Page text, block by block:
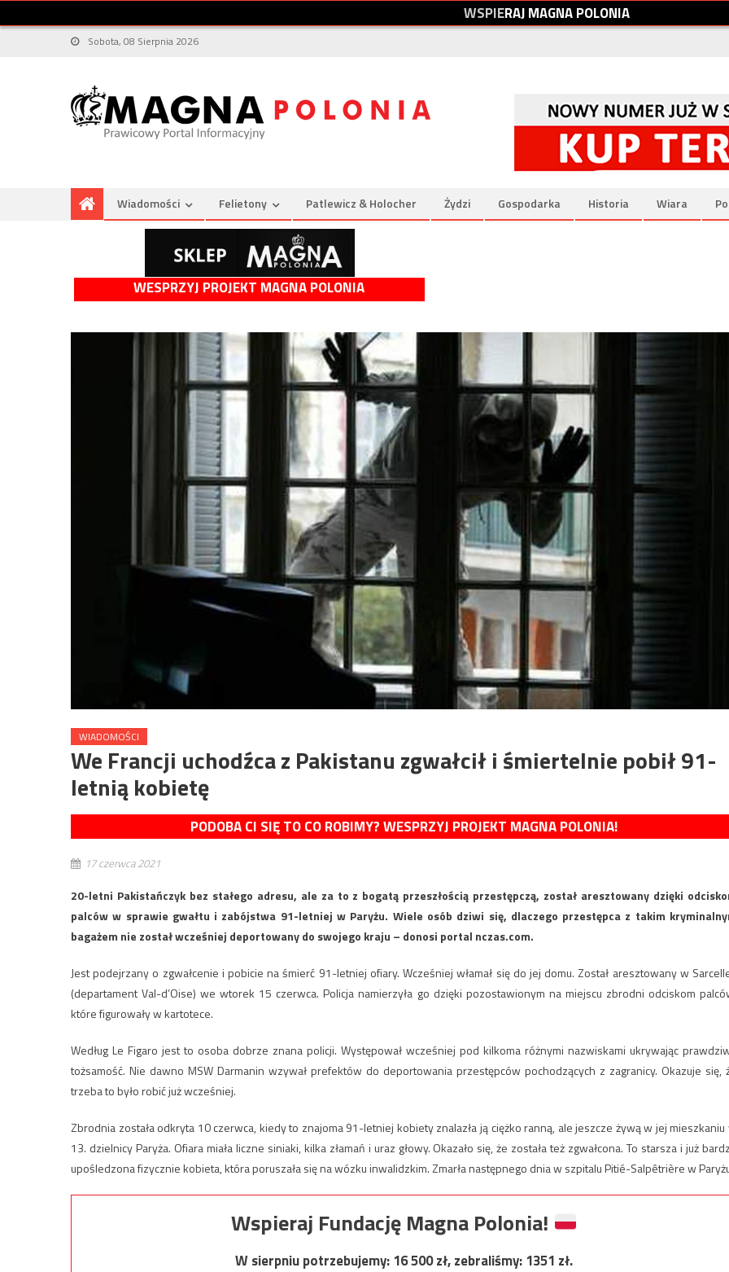
WSPIERAJMAGNAPOLONIA
Sobota, 08 Sierpnia 2026
Wiadomości Felietony Patlewicz & Holocher Żydzi Gospodarka Historia Wiara
WESPRZYJ PROJEKT MAGNA POLONIA
WIADOMOŚCI
We Francji uchodźca z Pakistanu zgwałcił i śmiertelnie pobił 91-
letnią kobietę
PODOBA CI SIĘ TO CO ROBIMY? WESPRZYJ PROJEKT MAGNA POLONIA!
17 czerwca 2021
20-letni Pakistańczyk bez stałego adresu, ale za to z bogatą przeszłością przestępczą, został aresztowany dzięki
palców w sprawie gwałtu i zabójstwa 91-letniej w Paryżu. Wiele osób dziwi się, dlaczego przestępca z takim
bagażem nie został wcześniej deportowany do swojego kraju – donosi portal nczas.com.
Jest podejrzany o zgwałcenie i pobicie na śmierć 91-letniej ofiary. Wcześniej włamał się do jej domu. Został aresztowany w
(departament Val-d’Oise) we wtorek 15 czerwca. Policja namierzyła go dzięki pozostawionym na miejscu zbrodni odciskom
które figurowały w kartotece.
Według Le Figaro jest to osoba dobrze znana policji. Występował wcześniej pod kilkoma różnymi nazwiskami ukrywając
tożsamość. Nie dawno MSW Darmanin wzywał prefektów do deportowania przestępców pochodzących z zagranicy. Okazuje się,
trzeba to było robić już wcześniej.
Zbrodnia została odkryta 10 czerwca, kiedy to znajoma 91-letniej kobiety znalazła ją ciężko ranną, ale jeszcze żywą w jej mieszkaniu
13. dzielnicy Paryża. Ofiara miała liczne siniaki, kilka złamań i uraz głowy. Okazało się, że została też zgwałcona. To starsza i już
upośledzona fizycznie kobieta, która poruszała się na wózku inwalidzkim. Zmarła następnego dnia w szpitalu Pitié-Salpêtrière w
Wspieraj Fundację Magna Polonia!
W sierpniu potrzebujemy:16 500zł, zebraliśmy:1351 zł.